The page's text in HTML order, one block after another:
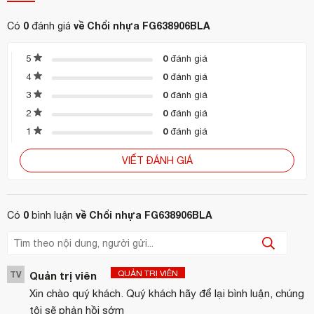
https://hoanmyhotelsupply.com
Email: info@hoanmyhotelsupply.com
Có 0 đánh giá về Chổi nhựa FG638906BLA
5 0đánh giá
4
0đánh giá
3
0đánh giá
2
0đánh giá
1
0đánh giá
VIẾT ĐÁNH GIÁ
Có 0 bình luận về Chổi nhựa FG638906BLA
TV Quản trị viên QUẢN TRỊ VIÊN
Xin chào quý khách. Quý khách hãy để lại bình luận, chúng
tôi sẽ phản hồi sớm